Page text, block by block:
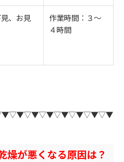
、お見
作業時間：３～
４時間
燥が悪くなる原因は？